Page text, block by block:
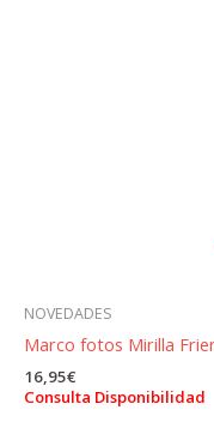
NOVEDADES
Marco fotos Mirilla
16,95€
Consulta Disponibilidad